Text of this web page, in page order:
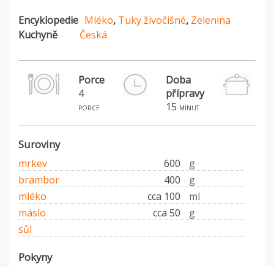
Encyklopedie Mléko, Tuky živočišné, Zelenina
Kuchyně
Česká
Porce
4
porce
Doba
přípravy
15 minut
Suroviny
mrkev 600
g
brambor
400
g
mléko
cca 100
ml
máslo
cca 50
g
sůl
Pokyny